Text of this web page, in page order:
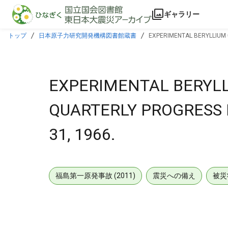
本文に飛ぶ
ギャラリー
トップ 日本原子力研究開発機構図書館蔵書 EXPERIMENTAL
EXPERIMENTAL
QUARTERLY
31, 1966.
福島第一原発事故 (2011) 震災への備え 被災